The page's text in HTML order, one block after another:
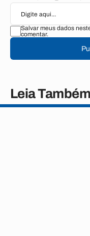
Salvar meus dados
comentar.
Leia Também